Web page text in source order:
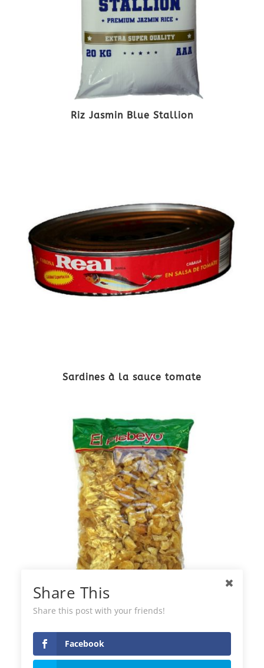
Riz Jasmin Blue Stallion
Sardines à la sauce tomate
Pomme de Terre Jaune Sèche El Plebeyo
Share This
Share this post with your friends!
Facebook